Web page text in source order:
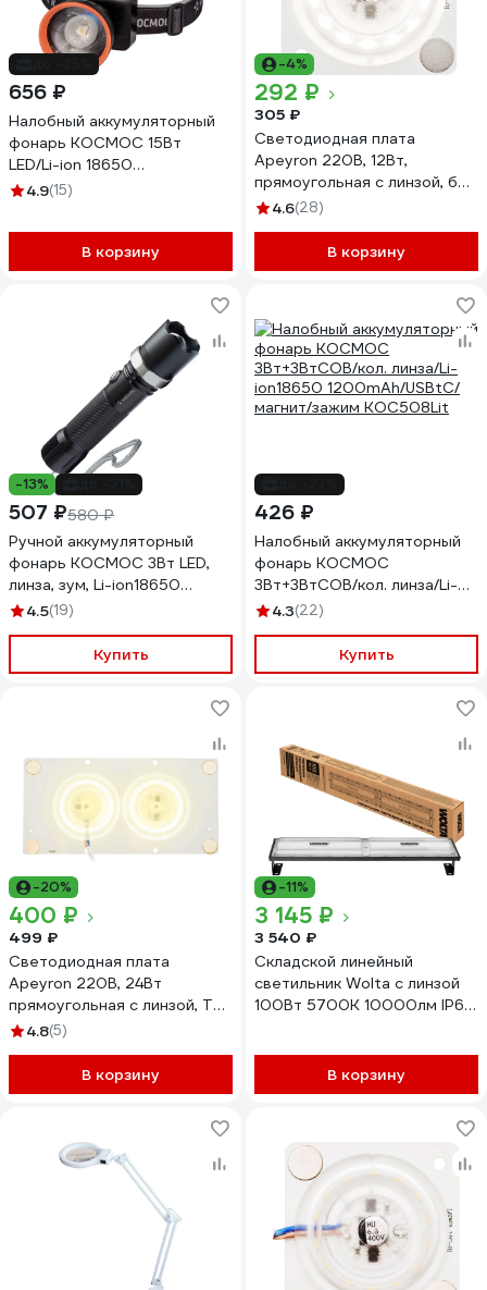
656 ₽
Налобный аккумуляторный
фонарь КОСМОС 15Вт
LED/Li-ion 18650
2х1500mAh/ABS-пластик/
KOC533Lit
4.9(15)
В корзину
-4%
292 ₽
305 ₽
Светодиодная плата
Apeyron 220В, 12Вт,
прямоугольная с линзой, без
пульсации, ДН 02-13
4.6(28)
В корзину
-13%
507 ₽580 ₽
Ручной аккумуляторный
фонарь КОСМОС 3Вт LED,
линза, зум, Li-ion18650
1200mAh, анодированный
4.5(19)
Купить
426 ₽
Налобный аккумуляторный
фонарь КОСМОС
3Вт+3ВтCOB/кол. линза/Li-
ion18650 1200mAh/USBtC/
4.3(22)
Купить
-20%
400 ₽
499 ₽
Светодиодная плата
Apeyron 220В, 24Вт
прямоугольная с линзой, ТБ
02-21
4.8(5)
В корзину
-11%
3 145 ₽
3 540 ₽
Складской линейный
светильник Wolta с линзой
100Вт 5700K 10000лм IP65
В корзину